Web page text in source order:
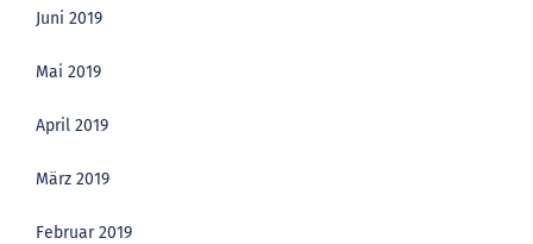
Juni 2019
Mai 2019
April 2019
März 2019
Februar 2019